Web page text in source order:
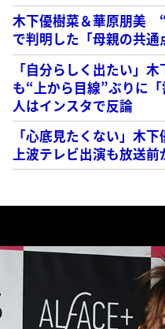
木下優樹菜＆華原朋美
で判明した「母親の共通
「自分らしく出たい」
も“上から目線”ぶりに
人はインスタで反論
「心底見たくない」木
上波テレビ出演も放送前